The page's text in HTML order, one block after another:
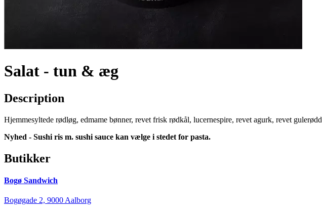
Salat - tun & æg
Description
Hjemmesyltede rødløg, edmame bønner, revet frisk rødkål, lucernespire, revet agurk, revet
Nyhed - Sushi ris m. sushi sauce kan vælge i stedet for pasta.
Butikker
Bogø Sandwich
Bogøgade 2, 9000 Aalborg